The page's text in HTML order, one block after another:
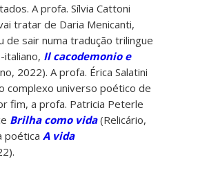
A profa. Sílvia Cattoni
tratar de Daria Menicanti,
de sair numa tradução trilingue
Il cacodemonio e
2022). A profa. Érica Salatini
complexo universo poético de
fim, a profa. Patricia Peterle
Brilha como vida (Relicário,
poéticaA vida